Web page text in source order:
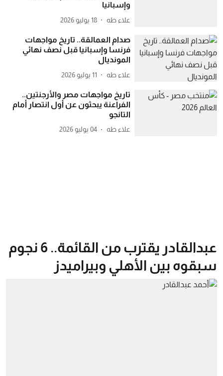
وإسبانيا
علاء طه 18 يوليو 2026
صدام العمالقة.. تاريخ مواجهات
فرنسا وإسبانيا قبل نصف نهائي
المونديال
علاء طه 11 يوليو 2026
تاريخ مواجهات مصر والأرجنتين..
الفراعنة يبحثون عن أول انتصار أمام
التانجو
علاء طه 04 يوليو 2026
عبدالقادر يقترب من القائمة.. 6 نجوم
سبقوه بين الأهلي وبيراميدز